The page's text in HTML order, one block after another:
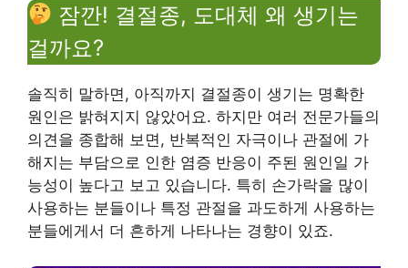
잠깐! 결절종, 도대체 왜 생기는
걸까요?
솔직히 말하면, 아직까지 결절종이 생기는 명확한
원인은 밝혀지지 않았어요. 하지만 여러 전문가들의
의견을 종합해 보면, 반복적인 자극이나 관절에 가
해지는 부담으로 인한 염증 반응이 주된 원인일 가
능성이 높다고 보고 있습니다. 특히 손가락을 많이
사용하는 분들이나 특정 관절을 과도하게 사용하는
분들에게서 더 흔하게 나타나는 경향이 있죠.